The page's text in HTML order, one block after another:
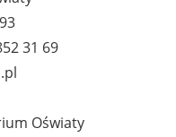
31 69
Oświaty